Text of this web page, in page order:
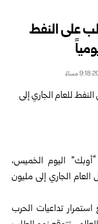
على النفط
أوبك” اليوم الخميس،
العام الجاري إلى مليون
تداعياتالحرب